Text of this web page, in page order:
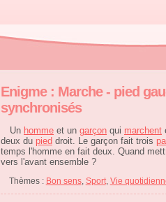
Enigme : Marche - pied
synchronisés
Un homme et un garçon qui marchent
deux du pied droit. Le garçon fait trois
temps l'homme en fait deux. Quand
vers l'avant ensemble ?
Thèmes : Bon sens, Sport, Vie